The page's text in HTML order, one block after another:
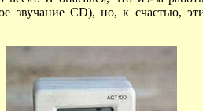
звучание CD), но, к счастью,